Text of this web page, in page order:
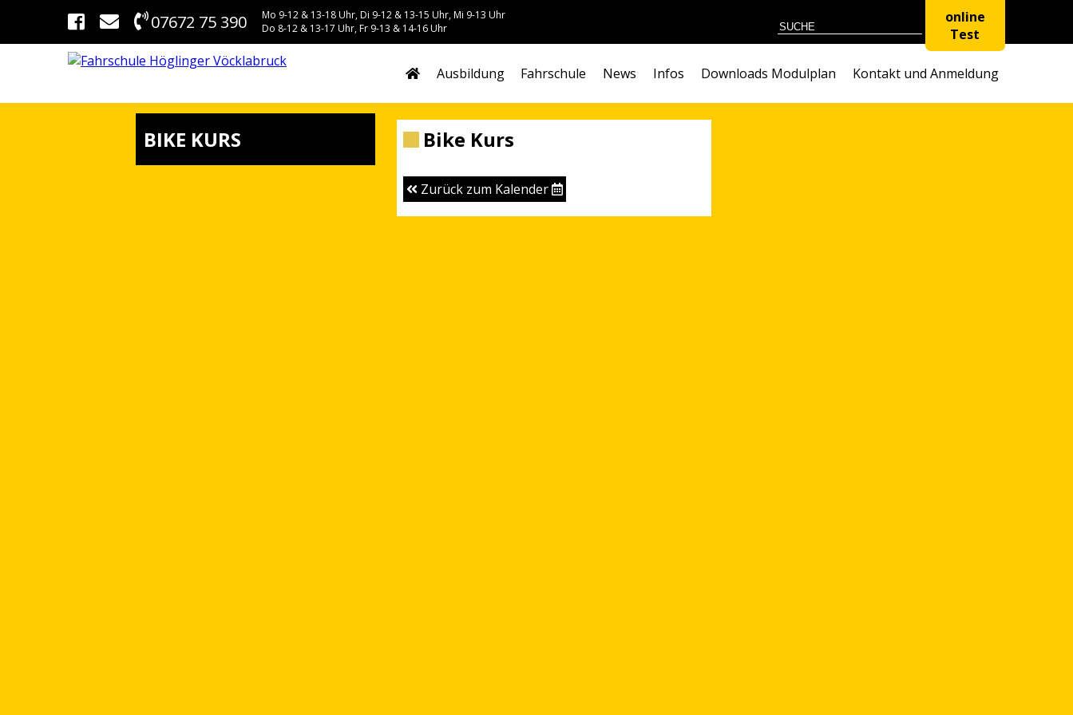
07672 75 390
Mo 9-12 & 13-18 Uhr, Di 9-12 & 13-15 Uhr, Mi 9-13 Uhr
Do 8-12 & 13-17 Uhr, Fr 9-13 & 14-16 Uhr
online
Test
Ausbildung Fahrschule News Infos Downloads Modulplan Kontakt und Anmeldung
BIKE KURS Bike Kurs
Zurück zum Kalender